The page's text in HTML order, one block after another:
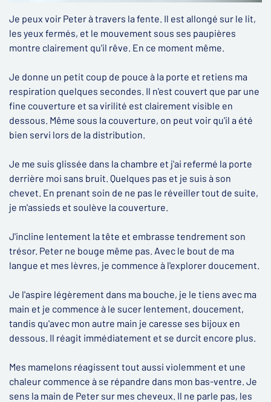
Je peux voir Peter à travers la fente. Il est allongé sur le lit,
les yeux fermés, et le mouvement sous ses paupières
montre clairement qu'il rêve. En ce moment même.
Je donne un petit coup de pouce à la porte et retiens ma
respiration quelques secondes. Il n'est couvert que par une
fine couverture et sa virilité est clairement visible en
dessous. Même sous la couverture, on peut voir qu'il a été
bien servi lors de la distribution.
Je me suis glissée dans la chambre et j'ai refermé la porte
derrière moi sans bruit. Quelques pas et je suis à son
chevet. En prenant soin de ne pas le réveiller tout de suite,
je m'assieds et soulève la couverture.
J'incline lentement la tête et embrasse tendrement son
trésor. Peter ne bouge même pas. Avec le bout de ma
langue et mes lèvres, je commence à l'explorer doucement.
Je l'aspire légèrement dans ma bouche, je le tiens avec ma
main et je commence à le sucer lentement, doucement,
tandis qu'avec mon autre main je caresse ses bijoux en
dessous. Il réagit immédiatement et se durcit encore plus.
Mes mamelons réagissent tout aussi violemment et une
chaleur commence à se répandre dans mon bas-ventre. Je
sens la main de Peter sur mes cheveux. Il ne parle pas, les